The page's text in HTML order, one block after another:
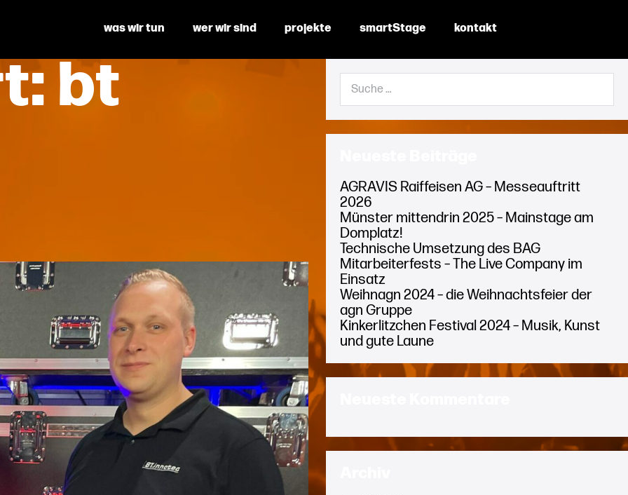
was wir tun wer wir sind projekte smartStage kontakt
bt
Suche
nach:
AGRAVIS Raiffeisen AG – Messeauftritt
2026
Münster mittendrin 2025 – Mainstage am
Domplatz!
Technische Umsetzung des BAG
Mitarbeiterfests – The Live Company im
Einsatz
Weihnagn 2024 – die Weihnachtsfeier der
agn Gruppe
Kinkerlitzchen Festival 2024 – Musik, Kunst
und gute Laune